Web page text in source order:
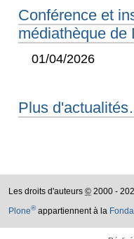
Conférence et
médiathèque de
01/04/2026
Plus
Les droits d'auteurs © 2000 -
Plone®appartiennent à la